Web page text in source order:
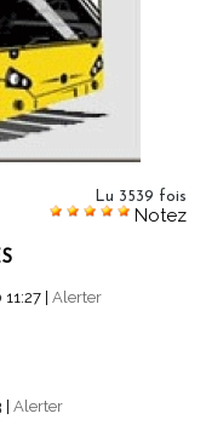
Lu 3539 fois
Notez
| Alerter
| Alerter